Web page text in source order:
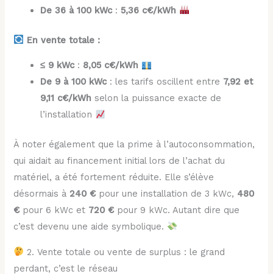
De 36 à 100 kWc:5,36 c€/kWh
En vente totale :
≤ 9 kWc: 8,05 c€/kWh
De 9 à 100 kWc: les tarifs oscillent entre 7,92 et
9,11 c€/kWh selon la puissance exacte de
l’installation
À noter également que la prime à l’autoconsommation,
qui aidait au financement initial lors de l’achat du
matériel, a été fortement réduite. Elle s’élève
désormais à240 €pour une installation de 3 kWc, 480
€pour 6 kWc et 720 €pour 9 kWc. Autant dire que
c’est devenu une aide symbolique.
2. Vente totale ou vente de surplus : le grand
perdant, c’est le réseau